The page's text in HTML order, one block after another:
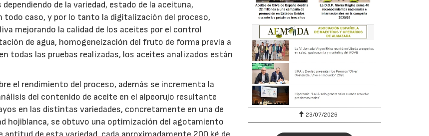
de la variedad, estado de la aceituna,
caso, y por lo tanto la digitalización del proceso,
mejorando la calidad de los aceites por el control
de agua, homogeneización del fruto de forma previa a
todas las pruebas realizadas, los aceites analizados están
el rendimiento del proceso, además se incrementa la
del contenido de aceite en el alpeorujo resultante
en las distintas variedades, concretamente en una de
hojiblanca, se obtuvo una optimización del agotamiento
23/07/2026